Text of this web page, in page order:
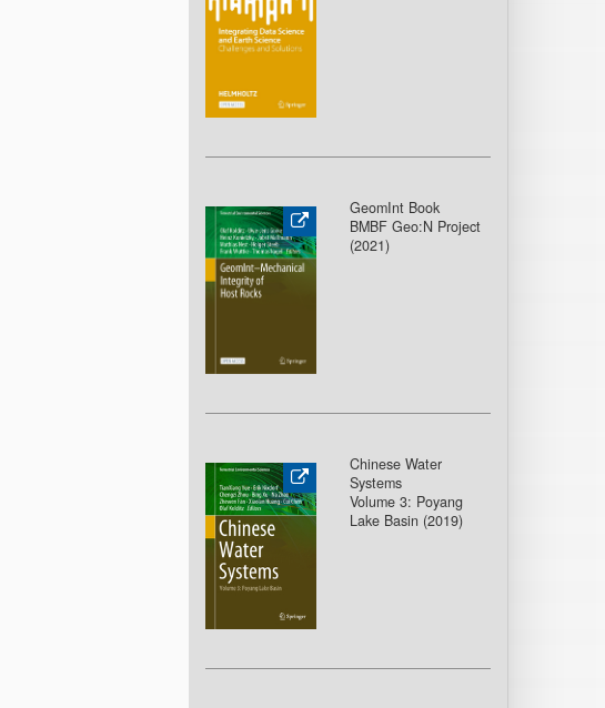
GeomInt Book
BMBF Geo:N Project
(2021)
Chinese Water
Systems
Volume 3: Poyang
Lake Basin (2019)